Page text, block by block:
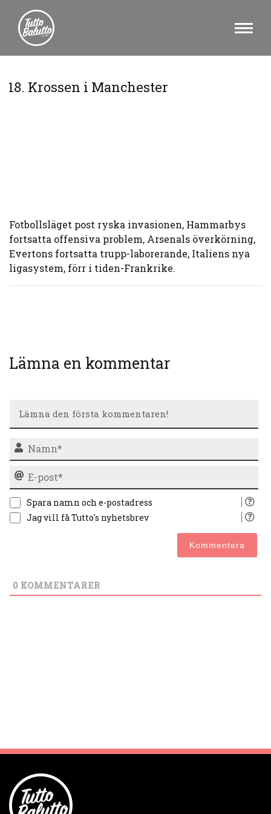
18. Krossen i Manchester
Fotbollsläget post ryska invasionen, Hammarbys
fortsatta offensiva problem, Arsenals överkörning,
Evertons fortsatta trupp-laborerande, Italiens nya
ligasystem, förr i tiden-Frankrike.
Lämna en kommentar
Spara namn och e-postadress
Jag vill få Tutto's nyhetsbrev
0 KOMMENTARER